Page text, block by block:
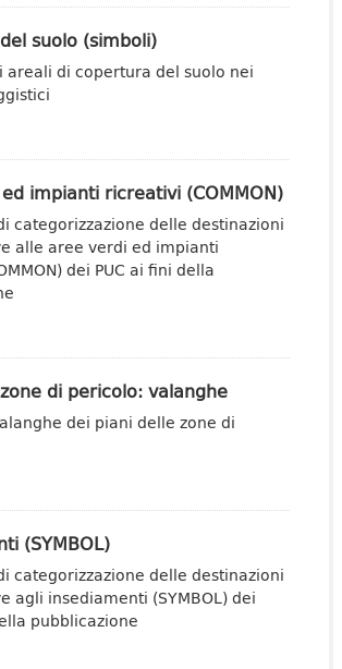
suolo (simboli)
areali di copertura del suolo nei
impianti ricreativi (COMMON)
categorizzazione delle destinazioni
alle aree verdi ed impianti
dei PUC ai fini della
di pericolo: valanghe
dei piani delle zone di
(SYMBOL)
categorizzazione delle destinazioni
agli insediamenti (SYMBOL) dei
pubblicazione